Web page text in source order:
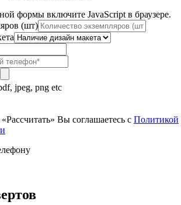
формы включите JavaScript в браузере.
(шт)
jpeg, png etc
Вы соглашаетесь с Политикой